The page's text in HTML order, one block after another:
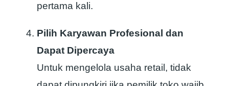
pertama kali.
Pilih Karyawan Profesional dan
Dapat Dipercaya
Untuk mengelola usaha retail, tidak